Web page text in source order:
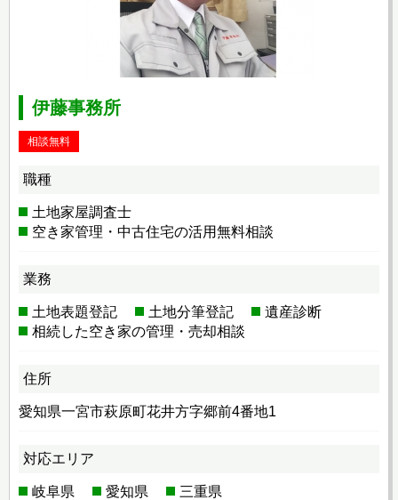
伊藤事務所
相談無料
職種
土地家屋調査士
空き家管理・中古住宅の活用無料相談
業務
土地表題登記 土地分筆登記
遺産診断
相続した空き家の管理・売却相談
住所
愛知県一宮市萩原町花井方字郷前4番地1
対応エリア
岐阜県 愛知県 三重県